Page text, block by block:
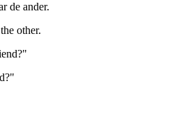
de ander.
other.